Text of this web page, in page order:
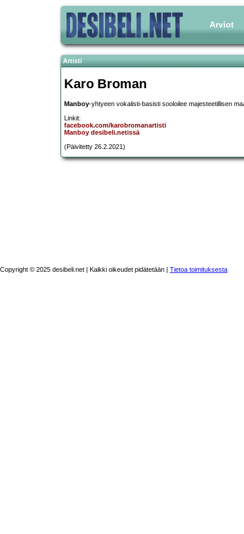
Arviot
Artisti
Karo Broman
Manboy-yhtyeen vokalisti-basisti sooloilee majesteetillisen
Linkit:
facebook.com/karobromanartisti
Manboy desibeli.netissä
(Päivitetty 26.2.2021)
Copyright © 2025 desibeli.net | Kaikki oikeudet pidätetään | Tietoa toimituksesta